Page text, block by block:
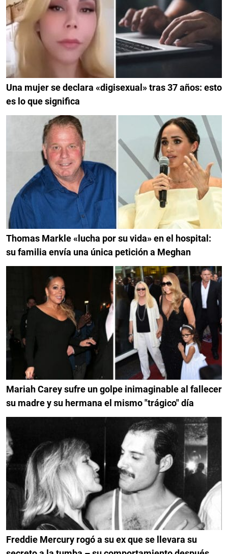
Una mujer se declara «digisexual» tras 37 años: esto
es lo que significa
Thomas Markle «lucha por su vida» en el hospital:
su familia envía una única petición a Meghan
Mariah Carey sufre un golpe inimaginable al fallecer
su madre y su hermana el mismo "trágico" día
Freddie Mercury rogó a su ex que se llevara su